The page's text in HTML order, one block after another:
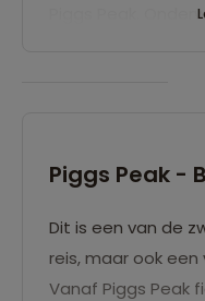
Piggs Peak.
Afhankelijk van
Piggs Peak -
Dit is een van de
reis, maar ook
Vanaf Piggs Peak